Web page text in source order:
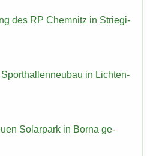
des RP Chem­nitz in Strie­gi­
in Lich­ten­
So­lar­park in Borna ge­